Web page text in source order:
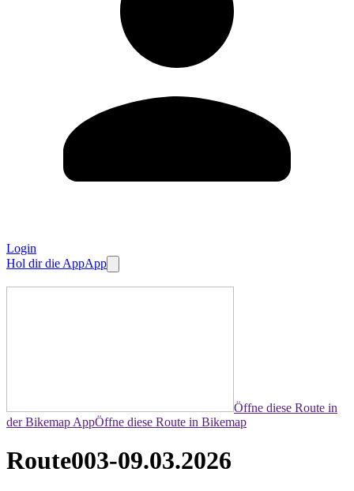
Login
Hol dir die AppApp
Öffne diese Route in
der Bikemap AppÖffne diese Route in Bikemap
Route003-09.03.2026